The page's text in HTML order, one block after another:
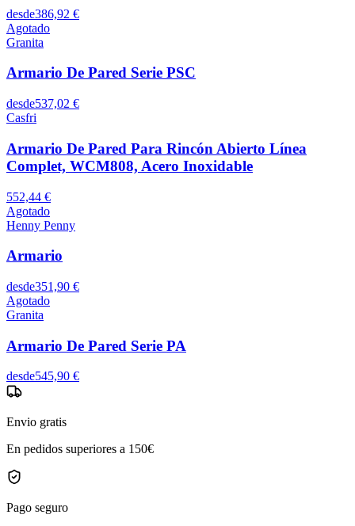
desde386,92 €
Agotado
Granita
Armario De Pared Serie PSC
desde537,02 €
Casfri
Armario De Pared Para Rincón Abierto Línea
Complet, WCM808, Acero Inoxidable
552,44 €
Agotado
Henny Penny
Armario
desde351,90 €
Agotado
Granita
Armario De Pared Serie PA
desde545,90 €
Envio gratis
En pedidos superiores a 150€
Pago seguro